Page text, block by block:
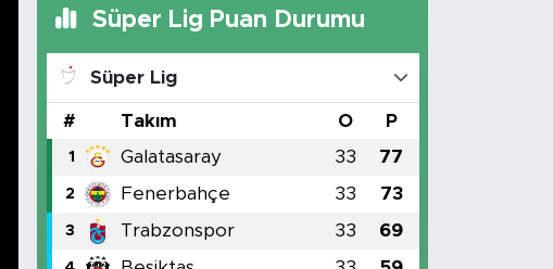
Süper Lig Puan Durumu
Süper Lig
# Takım O P
1 Galatasaray 33 77
2 Fenerbahçe 33 73
3 Trabzonspor 33 69